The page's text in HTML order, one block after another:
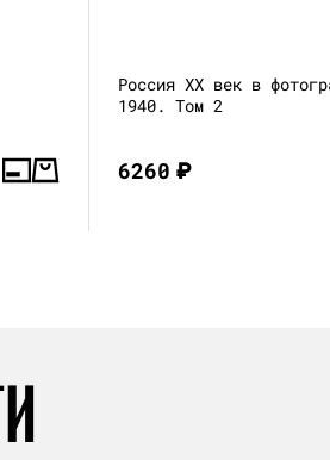
Россия XX век в
1940. Том 2
6260₽